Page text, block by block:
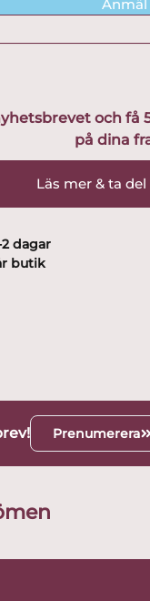
Anmäl
och få
på dina
Läs mer & ta
dagar
butik
Prenumerera